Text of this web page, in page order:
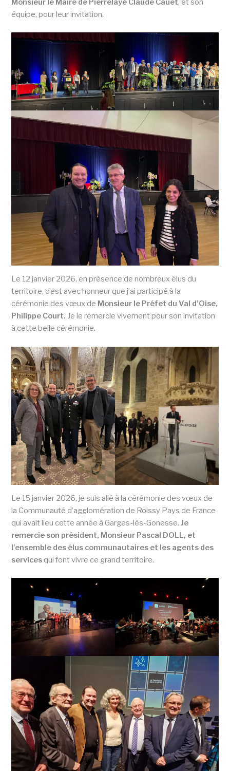
Monsieur le Maire de Pierrelaye Claude Cauet, et son
équipe, pour leur invitation.
Le 12 janvier 2026, en présence de nombreux élus du
territoire, c’est avec honneur que j’ai participé à la
cérémonie des vœux de Monsieur le Préfet du Val d’Oise,
Philippe Court. Je le remercie vivement pour son invitation
à cette belle cérémonie.
Le 15 janvier 2026, je suis allé à la cérémonie des vœux de
la Communauté d’agglomération de Roissy Pays de France
qui avait lieu cette année à Garges-lès-Gonesse.Je
remercie son président, Monsieur Pascal DOLL, et
l’ensemble des élus communautaires et les agents des
services qui font vivre ce grand territoire.